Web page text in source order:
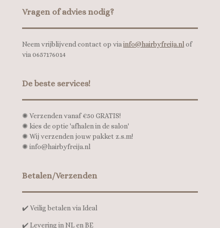
Vragen of advies nodig?
Neem vrijblijvend contact op viainfo@hairbyfreija.nlof
via 0657176014
De beste services!
✺ Verzenden vanaf €50 GRATIS!
✺ kies de optie 'afhalen in de salon'
✺ Wij verzenden jouw pakket z.s.m!
✺ info@hairbyfreija.nl
Betalen/Verzenden
✔️ Veilig betalen via Ideal
✔️ Levering in NL en BE